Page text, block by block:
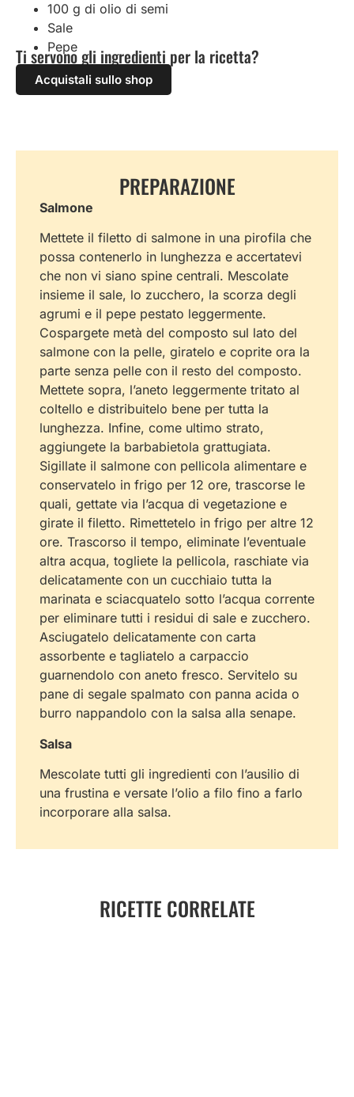
100 g di olio di semi
Sale
Pepe
Ti servono gli ingredienti per la ricetta?
Acquistali sullo shop
PREPARAZIONE
Salmone
Mettete il filetto di salmone in una pirofila che
possa contenerlo in lunghezza e accertatevi
che non vi siano spine centrali. Mescolate
insieme il sale, lo zucchero, la scorza degli
agrumi e il pepe pestato leggermente.
Cospargete metà del composto sul lato del
salmone con la pelle, giratelo e coprite ora la
parte senza pelle con il resto del composto.
Mettete sopra, l’aneto leggermente tritato al
coltello e distribuitelo bene per tutta la
lunghezza. Infine, come ultimo strato,
aggiungete la barbabietola grattugiata.
Sigillate il salmone con pellicola alimentare e
conservatelo in frigo per 12 ore, trascorse le
quali, gettate via l’acqua di vegetazione e
girate il filetto. Rimettetelo in frigo per altre 12
ore. Trascorso il tempo, eliminate l’eventuale
altra acqua, togliete la pellicola, raschiate via
delicatamente con un cucchiaio tutta la
marinata e sciacquatelo sotto l’acqua corrente
per eliminare tutti i residui di sale e zucchero.
Asciugatelo delicatamente con carta
assorbente e tagliatelo a carpaccio
guarnendolo con aneto fresco. Servitelo su
pane di segale spalmato con panna acida o
burro nappandolo con la salsa alla senape.
Salsa
Mescolate tutti gli ingredienti con l’ausilio di
una frustina e versate l’olio a filo fino a farlo
incorporare alla salsa.
RICETTE CORRELATE